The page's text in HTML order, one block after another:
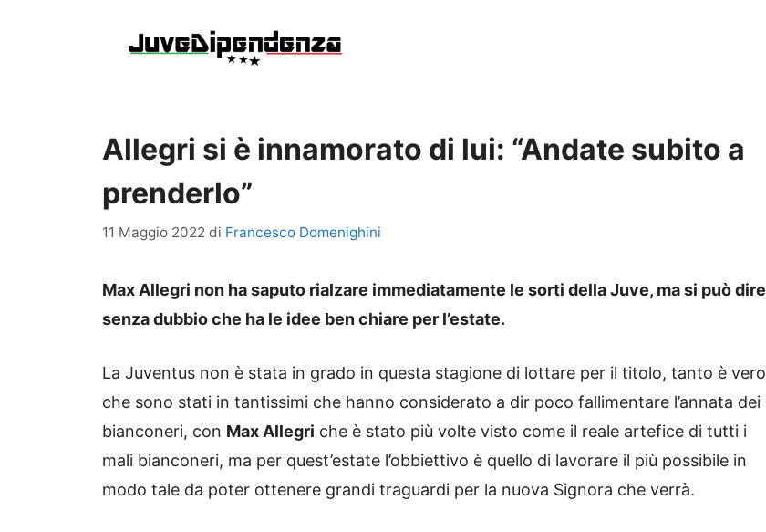
Allegri si è innamorato di lui: “Andate subito a
prenderlo”
11 Maggio 2022 di Francesco Domenighini
Max Allegri non ha saputo rialzare immediatamente le sorti della Juve, ma si può dire
senza dubbio che ha le idee ben chiare per l’estate.
La Juventus non è stata in grado in questa stagione di lottare per il titolo, tanto è vero
che sono stati in tantissimi che hanno considerato a dir poco fallimentare l’annata dei
bianconeri, con Max Allegri che è stato più volte visto come il reale artefice di tutti i
mali bianconeri, ma per quest’estate l’obbiettivo è quello di lavorare il più possibile in
modo tale da poter ottenere grandi traguardi per la nuova Signora che verrà.